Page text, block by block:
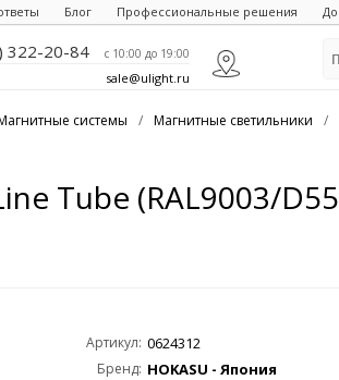
Блог Профессиональные решения
322-20-84 c 10:00 до 19:00
sale@ulight.ru
системы / Магнитные светильники /
Tube (RAL9003/
Артикул: 0624312
Бренд: HOKASU - Япония